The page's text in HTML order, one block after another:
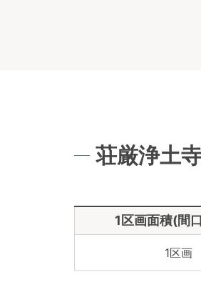
荘厳浄土
1区画面積(間
1区画